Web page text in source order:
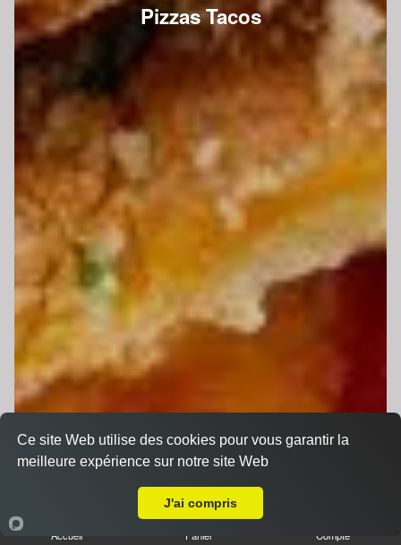
Pizzas Tacos
Accueil Panier Compte
Ce site Web utilise des cookies pour vous garantir la
meilleure expérience sur notre site Web
J'ai compris